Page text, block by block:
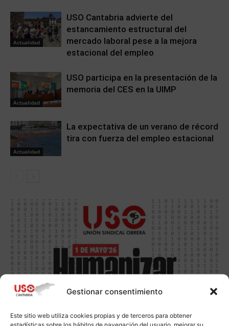
Gestionar consentimiento
Este sitio web utiliza cookies propias y de terceros para obtener
Actualidad
USO Cantabria advierte del
estancamiento estructural del
mercado laboral pese a la mejora
estacional del empleo
Actualidad
USO participa en la presentación de la
memoria del CES en la UIMP
Actualidad
La expectativa de un verano de récord
tira con fuerza del empleo estacional